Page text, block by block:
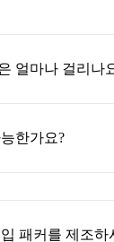
얼마나 걸리나
한가요?
패커를 제조하